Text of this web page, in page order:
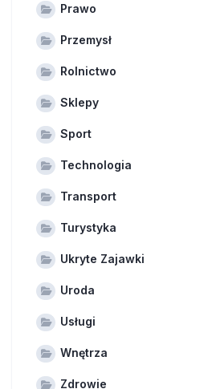
Prawo
Przemysł
Rolnictwo
Sklepy
Sport
Technologia
Transport
Turystyka
Ukryte Zajawki
Uroda
Usługi
Wnętrza
Zdrowie